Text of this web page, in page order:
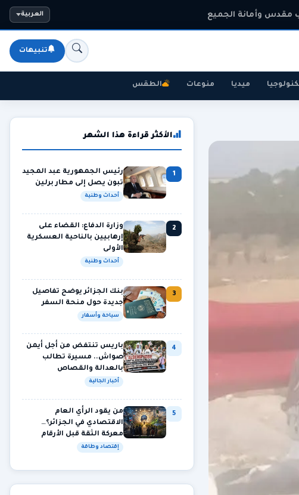
مقدس وأمانة الجميع العربية
تنبيهات
ميديا منوعات الطقس
الأكثر قراءة هذا الشهر
1
رئيس الجمهورية عبد المجيد
تبون يصل إلى مطار برلين
أحداث وطنية
2
وزارة الدفاع: القضاء على
إرهابيين بالناحية العسكرية
الأولى
أحداث وطنية
3
بنك الجزائر يوضح تفاصيل
جديدة حول منحة السفر
سياحة وأسفار
4
باريس تنتفض من أجل أيمن
صواش.. مسيرة تطالب
بالعدالة والقصاص
أخبار الجالية
5
من يقود الرأي العام
الاقتصادي في الجزائر؟…
معركة الثقة قبل الأرقام
إقتصاد وطاقة